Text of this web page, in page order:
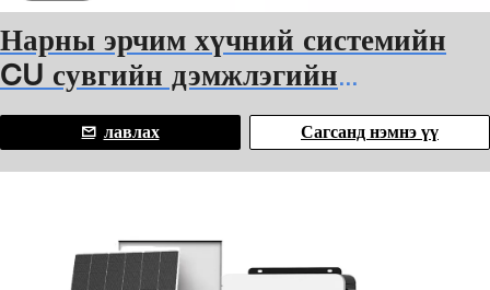
Нарны эрчим хүчний системийн
CU сувгийн дэмжлэгийн
бэхэлгээний суваг
лавлах Сагсанд нэмнэ үү